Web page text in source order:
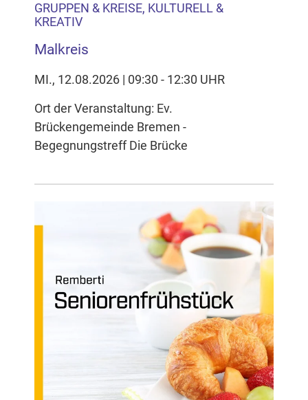
GRUPPEN & KREISE, KULTURELL &
KREATIV
Malkreis
MI., 12.08.2026 | 09:30 - 12:30 UHR
Ort der Veranstaltung: Ev.
Brückengemeinde Bremen -
Begegnungstreff Die Brücke